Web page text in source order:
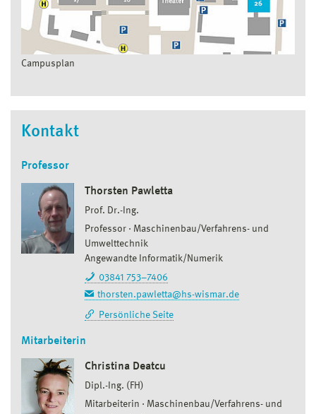
Campusplan
Kontakt
Professor
Thorsten Pawletta
Prof. Dr.-Ing.
Professor
Maschinenbau/Verfahrens- und
Umwelttechnik
Angewandte Informatik/Numerik
03841 753–7406
thorsten.pawletta@hs-wismar.de
Persönliche Seite
Mitarbeiterin
Christina Deatcu
Dipl.-Ing. (FH)
Mitarbeiterin
Maschinenbau/Verfahrens- und